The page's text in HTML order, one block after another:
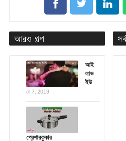
আরও গল্প
আই
লাভ
ইউ
মে 7, 2019
প্রেশারকুকার